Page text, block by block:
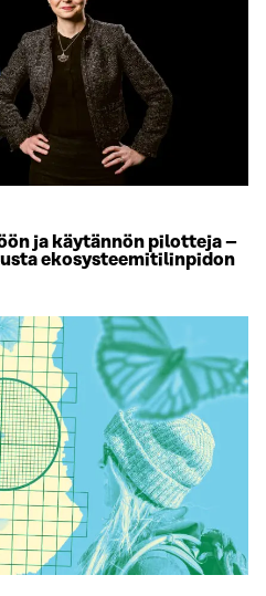
ja käytännön pilotteja –
ekosysteemitilinpidon